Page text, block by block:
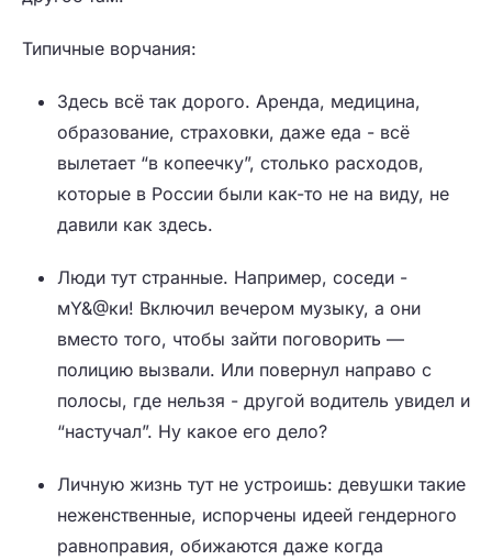
Типичные ворчания:
Здесь всё так дорого. Аренда, медицина,
образование, страховки, даже еда - всё
вылетает “в копеечку”, столько расходов,
которые в России были как-то не на виду, не
давили как здесь.
Люди тут странные. Например, соседи -
мY&@ки! Включил вечером музыку, а они
вместо того, чтобы зайти поговорить —
полицию вызвали. Или повернул направо с
полосы, где нельзя - другой водитель увидел и
“настучал”. Ну какое его дело?
Личную жизнь тут не устроишь: девушки такие
неженственные, испорчены идеей гендерного
равноправия, обижаются даже когда